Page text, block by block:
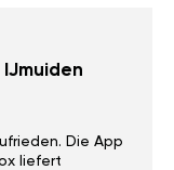
Die App
liefert